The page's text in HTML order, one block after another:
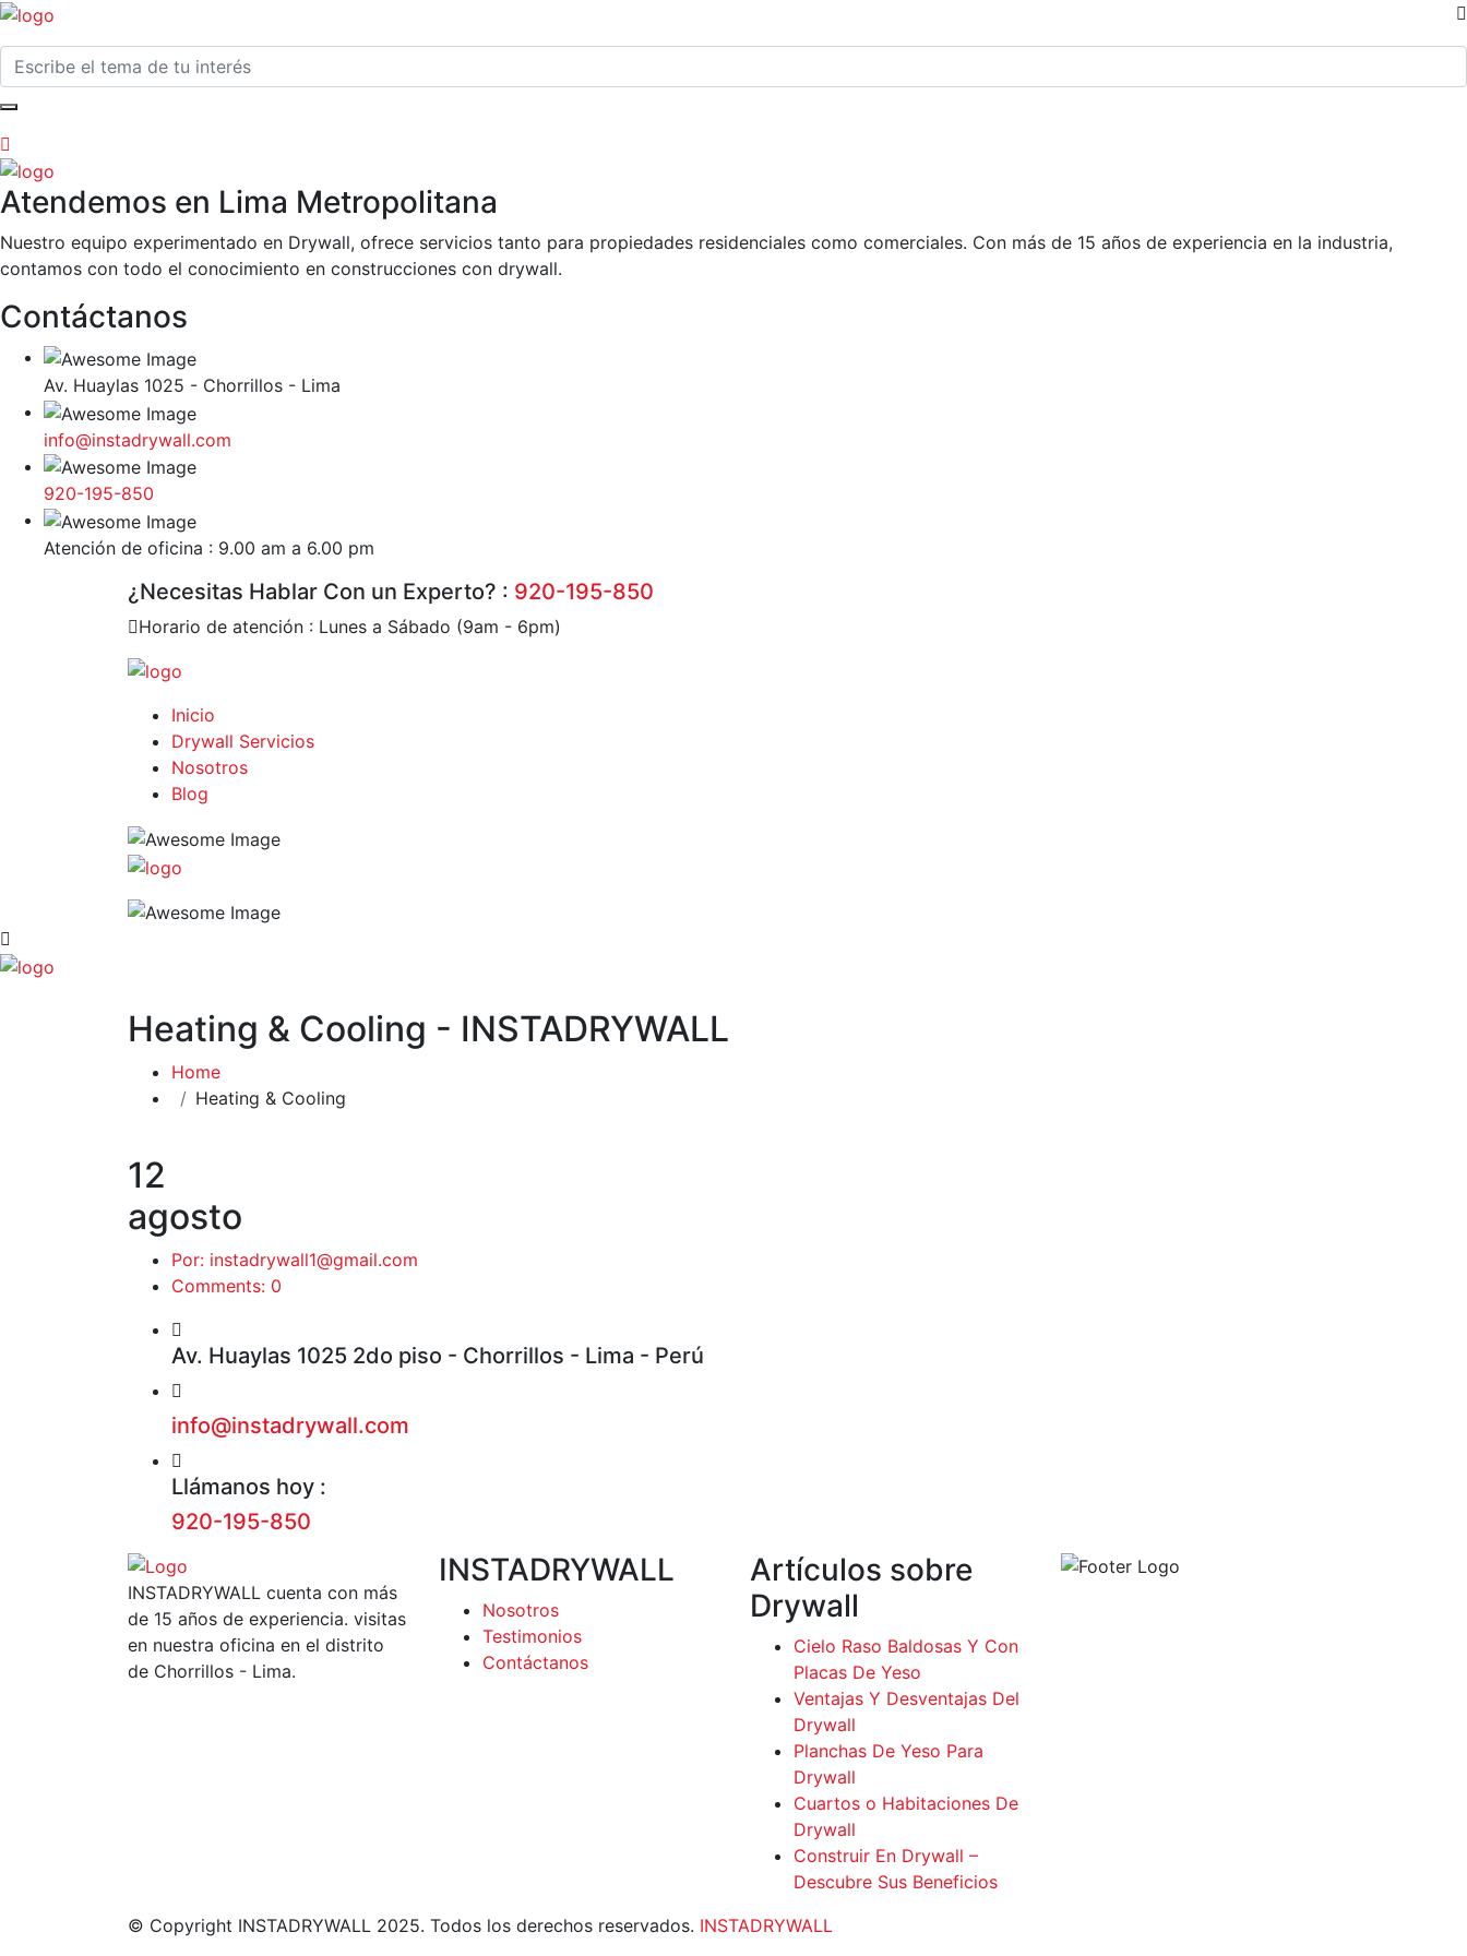
Atendemos en Lima Metropolitana
Nuestro equipo experimentado en Drywall, ofrece servicios tanto para propiedades residenciales como comerciales. Con más de 15 años de experiencia en la industria,
contamos con todo el conocimiento en construcciones con drywall.
Contáctanos
Av. Huaylas 1025 - Chorrillos - Lima
info@instadrywall.com
920-195-850
Atención de oficina : 9.00 am a 6.00 pm
¿Necesitas Hablar Con un Experto? : 920-195-850
Horario de atención : Lunes a Sábado (9am - 6pm)
Inicio
Drywall Servicios
Nosotros
Blog
Heating & Cooling - INSTADRYWALL
Home
Heating & Cooling
12
agosto
Por: instadrywall1@gmail.com
Comments: 0
Av. Huaylas 1025 2do piso - Chorrillos - Lima - Perú
info@instadrywall.com
Llámanos hoy :
920-195-850
INSTADRYWALL cuenta con más
de 15 años de experiencia. visitas
en nuestra oficina en el distrito
de Chorrillos - Lima.
INSTADRYWALL
Nosotros
Testimonios
Contáctanos
Artículos sobre
Drywall
Cielo Raso Baldosas Y Con
Placas De Yeso
Ventajas Y Desventajas Del
Drywall
Planchas De Yeso Para
Drywall
Cuartos o Habitaciones De
Drywall
Construir En Drywall –
Descubre Sus Beneficios
© Copyright INSTADRYWALL 2025. Todos los derechos reservados. INSTADRYWALL